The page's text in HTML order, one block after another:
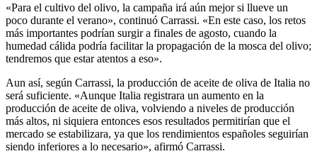
«Para el cultivo del olivo, la campaña irá aún mejor si llueve un
poco durante el verano», continuó Carrassi. «En este caso, los retos
más importantes podrían surgir a finales de agosto, cuando la
humedad cálida podría facilitar la propagación de la mosca del olivo;
tendremos que estar atentos a eso».
Aun así, según Carrassi, la producción de aceite de oliva de Italia no
será suficiente. «Aunque Italia registrara un aumento en la
producción de aceite de oliva, volviendo a niveles de producción
más altos, ni siquiera entonces esos resultados permitirían que el
mercado se estabilizara, ya que los rendimientos españoles seguirían
siendo inferiores a lo necesario», afirmó Carrassi.